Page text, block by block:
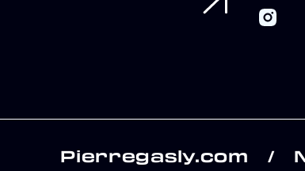
Pierregasly.com /